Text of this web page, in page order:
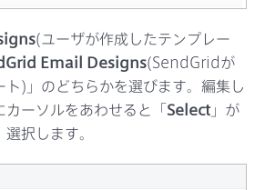
(ユーザが作成したテンプレー
Email Designs(SendGridが
ト)」のどちらかを選びます。編集し
カーソルをあわせると「Select 」が
択します。